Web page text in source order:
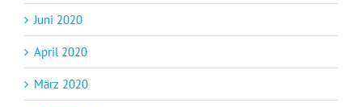
Juni 2020
April 2020
März 2020